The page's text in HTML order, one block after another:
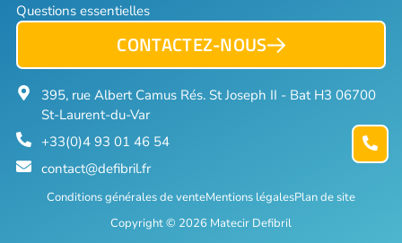
Questions essentielles
CONTACTEZ-NOUS
395, rue Albert Camus Rés. St Joseph II - Bat H3 06700
St-Laurent-du-Var
+33(0)4 93 01 46 54
contact@defibril.fr
Copyright © 2026 Matecir Defibril
Conditions générales de venteMentions légalesPlan de site